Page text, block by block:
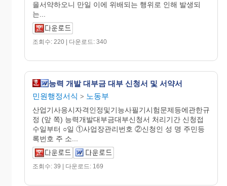
을서약하오니 만일 이에 위배되는 행위로 인해 발생되
는...
조회수: 220 | 다운로드: 340
능력 개발 대부금 대부 신청서 및 서약서
민원행정서식 > 노동부
산업기사응시자격인정및기능사필기시험문제등에관한규
정 (앞 쪽) 능력개발대부금대부신청서 처리기간 신청접
수일부터 ○일 ①사업장관리번호 ②신청인 성 명 주민등
록번호 주 소...
조회수: 39 | 다운로드: 169